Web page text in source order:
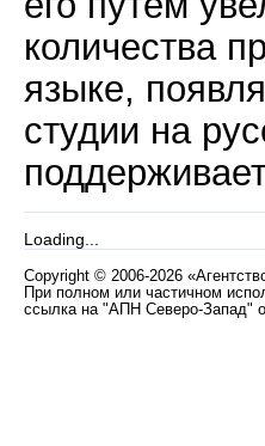
количества
языке,
студии на
Loading...
Copyright © 2006-2026
При полном или частичном
ссылка на "АПН Северо-Запад"